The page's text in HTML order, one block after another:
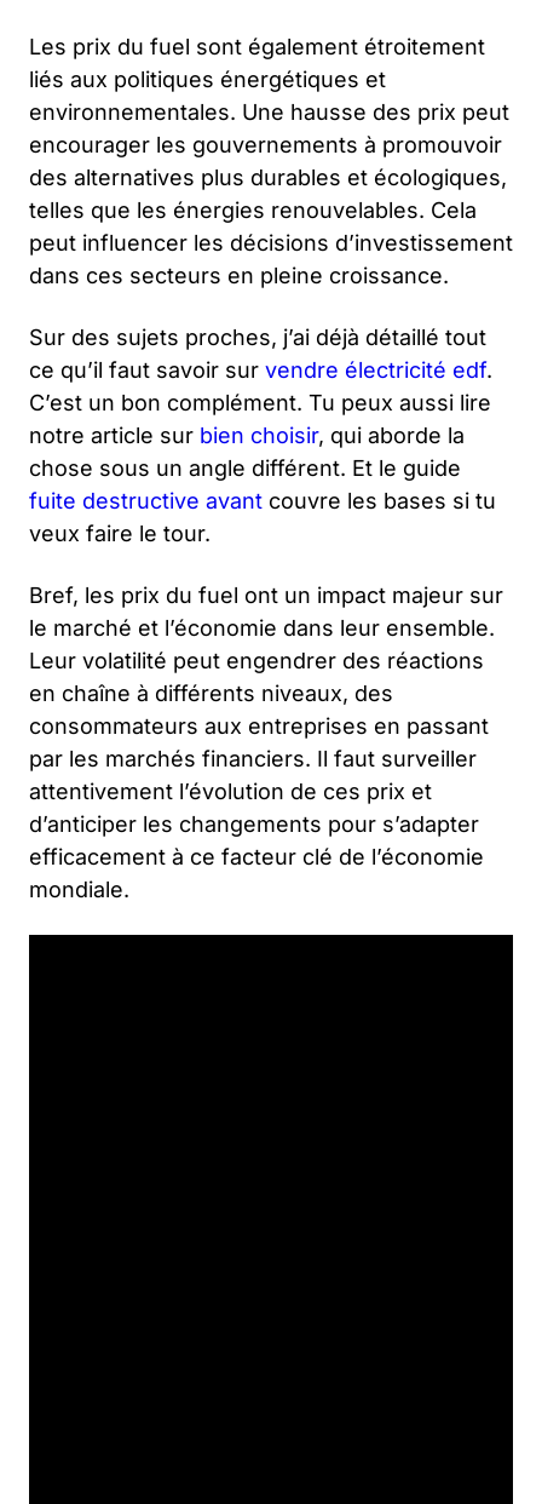
Les prix du fuel sont également étroitement
liés aux politiques énergétiques et
environnementales. Une hausse des prix peut
encourager les gouvernements à promouvoir
des alternatives plus durables et écologiques,
telles que les énergies renouvelables. Cela
peut influencer les décisions d’investissement
dans ces secteurs en pleine croissance.
Sur des sujets proches, j’ai déjà détaillé tout
ce qu’il faut savoir sur vendre électricité edf.
C’est un bon complément. Tu peux aussi lire
notre article sur bien choisir, qui aborde la
chose sous un angle différent. Et le guide
fuite destructive avant couvre les bases si tu
veux faire le tour.
Bref, les prix du fuel ont un impact majeur sur
le marché et l’économie dans leur ensemble.
Leur volatilité peut engendrer des réactions
en chaîne à différents niveaux, des
consommateurs aux entreprises en passant
par les marchés financiers. Il faut surveiller
attentivement l’évolution de ces prix et
d’anticiper les changements pour s’adapter
efficacement à ce facteur clé de l’économie
mondiale.